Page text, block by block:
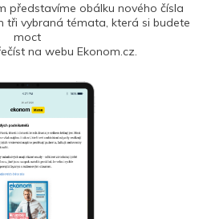
představíme obálku nového čísla
tři vybraná témata, která si budete
moct
na webu Ekonom.cz.